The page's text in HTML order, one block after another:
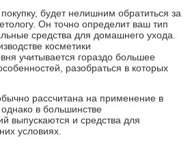
будет нелишним обратиться за
Он точно определит ваш тип
средства для домашнего ухода.
косметики
учитывается гораздо большее
разобраться в которых
рассчитана на применение в
в большинстве
выпускаются и средства для
условиях.